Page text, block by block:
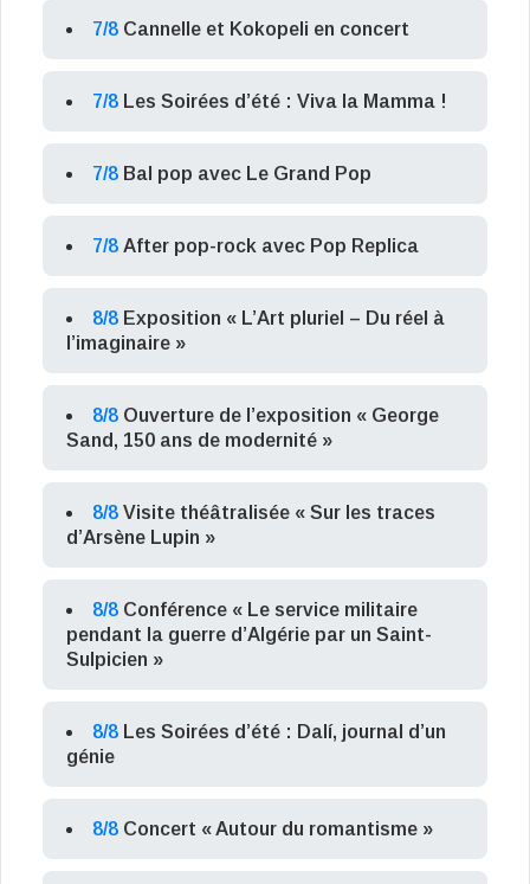
7/8 Cannelle et Kokopeli en concert
7/8 Les Soirées d’été : Viva la Mamma !
7/8 Bal pop avec Le Grand Pop
7/8 After pop-rock avec Pop Replica
8/8 Exposition « L’Art pluriel – Du réel à
l’imaginaire »
8/8 Ouverture de l’exposition « George
Sand, 150 ans de modernité »
8/8 Visite théâtralisée « Sur les traces
d’Arsène Lupin »
8/8 Conférence « Le service militaire
pendant la guerre d’Algérie par un Saint-
Sulpicien »
8/8 Les Soirées d’été : Dalí, journal d’un
génie
8/8 Concert « Autour du romantisme »